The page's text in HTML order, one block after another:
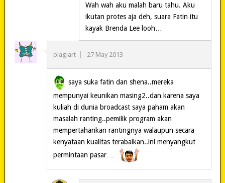
Wah wah aku malah baru tahu. Aku
ikutan protes aja deh, suara Fatin itu
kayak Brenda Lee looh…
plagiart 27 May 2013
saya suka fatin dan shena..mereka
mempunyai keunikan masing2..dan karena saya
kuliah di dunia broadcast saya paham akan
masalah ranting..pemilik program akan
mempertahankan rantingnya walaupun secara
kenyataan kualitas terabaikan..ini menyangkut
permintaan pasar…